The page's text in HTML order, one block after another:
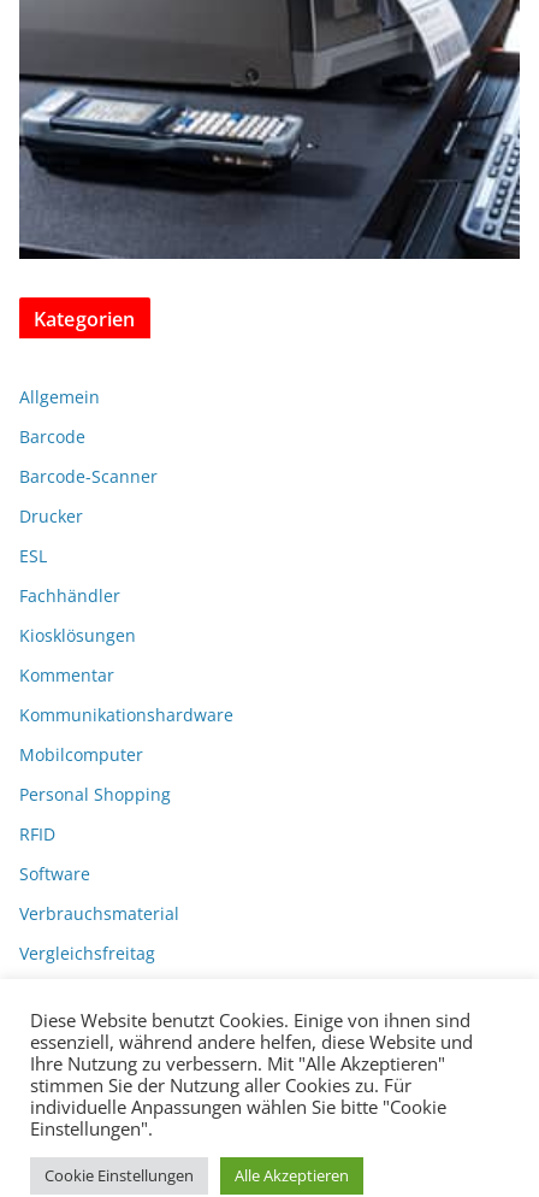
Kategorien
Allgemein
Barcode
Barcode-Scanner
Drucker
ESL
Fachhändler
Kiosklösungen
Kommentar
Kommunikationshardware
Mobilcomputer
Personal Shopping
RFID
Software
Verbrauchsmaterial
Vergleichsfreitag
Copyright © 2026BarcodeBlog
Diese Website benutzt Cookies. Einige von ihnen sind
essenziell, während andere helfen, diese Website und
Ihre Nutzung zu verbessern. Mit "Alle Akzeptieren"
stimmen Sie der Nutzung aller Cookies zu. Für
individuelle Anpassungen wählen Sie bitte "Cookie
Einstellungen".
Cookie Einstellungen Alle Akzeptieren